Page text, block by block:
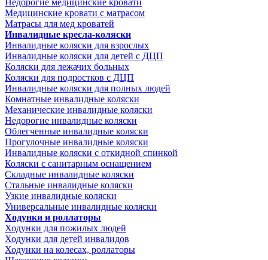
Недорогие медицинские кровати
Медицинские кровати с матрасом
Матрасы для мед кроватей
Инвалидные кресла-коляски
Инвалидные коляски для взрослых
Инвалидные коляски для детей с ДЦП
Коляски для лежачих больных
Коляски для подростков с ДЦП
Инвалидные коляски для полных людей
Комнатные инвалидные коляски
Механические инвалидные коляски
Недорогие инвалидные коляски
Облегченные инвалидные коляски
Прогулочные инвалидные коляски
Инвалидные коляски с откидной спинкой
Коляски с санитарным оснащением
Складные инвалидные коляски
Стальные инвалидные коляски
Узкие инвалидные коляски
Универсальные инвалидные коляски
Ходунки и роллаторы
Ходунки для пожилых людей
Ходунки для детей инвалидов
Ходунки на колесах, роллаторы